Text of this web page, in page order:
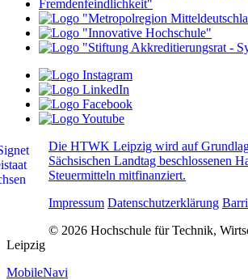
Die HTWK Leipzig wird auf
Sächsischen Landtag beschlossenen
Steuermitteln mitfinanziert.
Impressum Datenschutzerklärung
© 2026 Hochschule für Technik,
Leipzig
MobileNavi